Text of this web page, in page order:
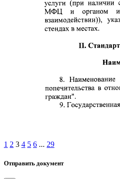
1 2 3 4 5 6 ... 29
Отправить документ